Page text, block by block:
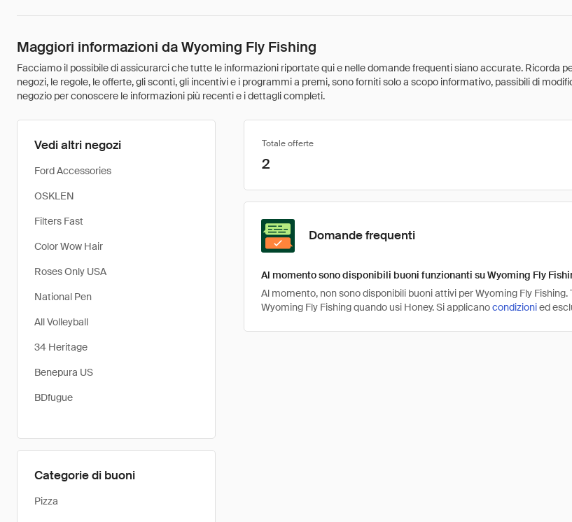
Maggiori informazioni da Wyoming Fly Fishing
Facciamo il possibile di assicurarci che tutte le informazioni riportate qui e nelle domande frequenti siano accurate. Ricorda
negozi, le regole, le offerte, gli sconti, gli incentivi e i programmi a premi, sono forniti solo a scopo informativo, passibili di
negozio per conoscere le informazioni più recenti e i dettagli completi.
Vedi altri negozi
Ford Accessories
OSKLEN
Filters Fast
Color Wow Hair
Roses Only USA
National Pen
All Volleyball
34 Heritage
Benepura US
BDfugue
Categorie di buoni
Pizza
Totale offerte
2
Domande frequenti
Al momento sono disponibili buoni funzionanti su Wyoming Fly
Al momento, non sono disponibili buoni attivi per Wyoming Fly
Wyoming Fly Fishing quando usi Honey. Si applicanocondizionied